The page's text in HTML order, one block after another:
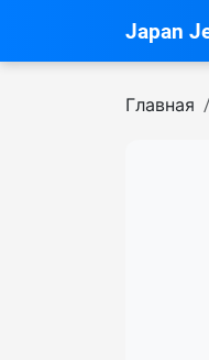
Japan
Главная